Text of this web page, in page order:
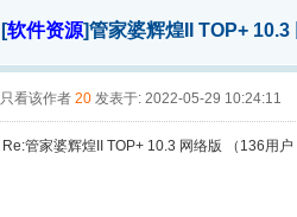
[软件资源]管家婆辉煌II TOP+
只看该作者 20 发表于: 2022-05-29 10:24:11
Re:管家婆辉煌II TOP+ 10.3 网络版 （136用户